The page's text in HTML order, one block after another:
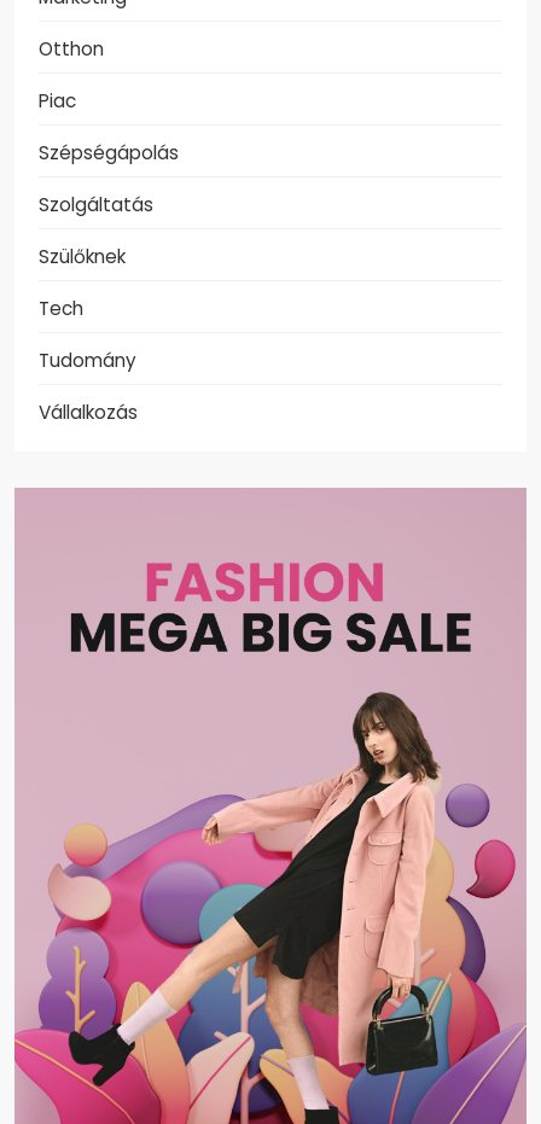
Otthon
Piac
Szépségápolás
Szolgáltatás
Szülőknek
Tech
Tudomány
Vállalkozás